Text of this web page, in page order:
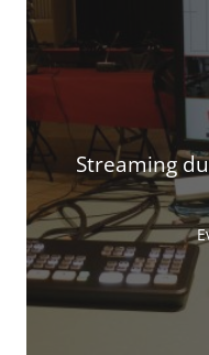
Streaming